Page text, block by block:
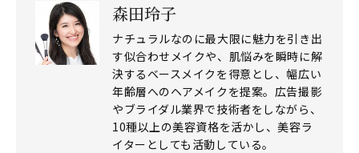
森田玲子
ナチュラルなのに最大限に魅力を引き出
す似合わせメイクや、肌悩みを瞬時に解
決するベースメイクを得意とし、幅広い
年齢層へのヘアメイクを提案。広告撮影
やブライダル業界で技術者をしながら、
10種以上の美容資格を活かし、美容ラ
イターとしても活動している。